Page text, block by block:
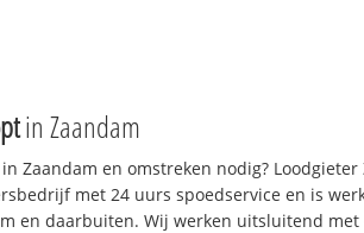
in Zaandam
Zaandam en omstreken nodig? Loodgieter
met 24 uurs spoedservice en is
en daarbuiten. Wij werken uitsluitend met